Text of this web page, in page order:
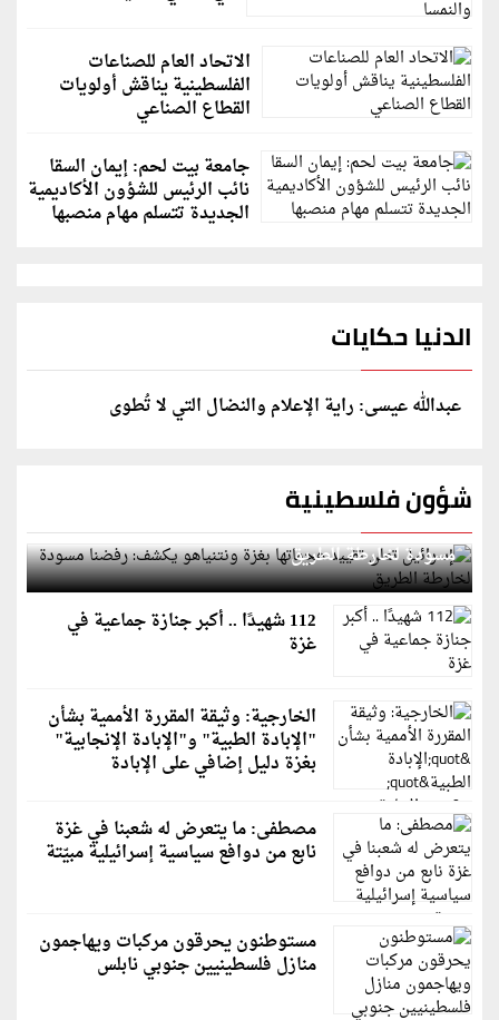
الاتحاد العام للصناعات
الفلسطينية يناقش أولويات
القطاع الصناعي
جامعة بيت لحم: إيمان السقا
نائب الرئيس للشؤون الأكاديمية
الجديدة تتسلم مهام منصبها
الدنيا حكايات
عبدالله عيسى: راية الإعلام والنضال التي لا تُطوى
شؤون فلسطينية
إسرائيل تعلن تقييد هجماتها بغزة ونتنياهو يكشف: رفضنا
مسودة لخارطة الطريق
112 شهيدًا .. أكبر جنازة جماعية في
غزة
الخارجية: وثيقة المقررة الأممية بشأن
"الإبادة الطبية" و"الإبادة الإنجابية"
بغزة دليل إضافي على الإبادة
مصطفى: ما يتعرض له شعبنا في غزة
نابع من دوافع سياسية إسرائيلية مبيّتة
مستوطنون يحرقون مركبات ويهاجمون
منازل فلسطينيين جنوبي نابلس